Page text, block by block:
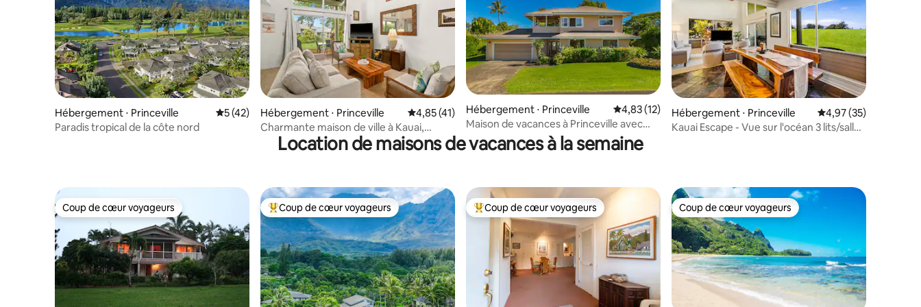
Hébergement ⋅ Princeville Évaluation moyenne sur la base de 42 commentaires : 5 sur 5
5 (42)
Paradis tropical de la côte nord
Hébergement ⋅ Princeville Évaluation moyenne sur la base de 41 commentaires : 4,85 sur 5
4,85 (41)
Charmante maison de ville à Kauai,
climatisation incluse
Hébergement ⋅ Princeville Évaluation moyenne sur la base de 12 commentaires : 4,83 sur 5
4,83 (12)
Maison de vacances à Princeville avec
vue sur la montagne
Hébergement ⋅ Princeville Évaluation moyenne
4,97 (35)
Kauai Escape - Vue sur l'océan 3 lits/salle
Location de maisons de vacances à la semaine
Coup de cœur voyageurs
Coup de cœur voyageurs Coups de cœur voyageurs les plus appréciés
Coup de cœur voyageurs Coups de cœur voyageurs les plus appréciés
Coup de cœur voyageurs Coup de cœur voyageurs
Coup de cœur voyageurs